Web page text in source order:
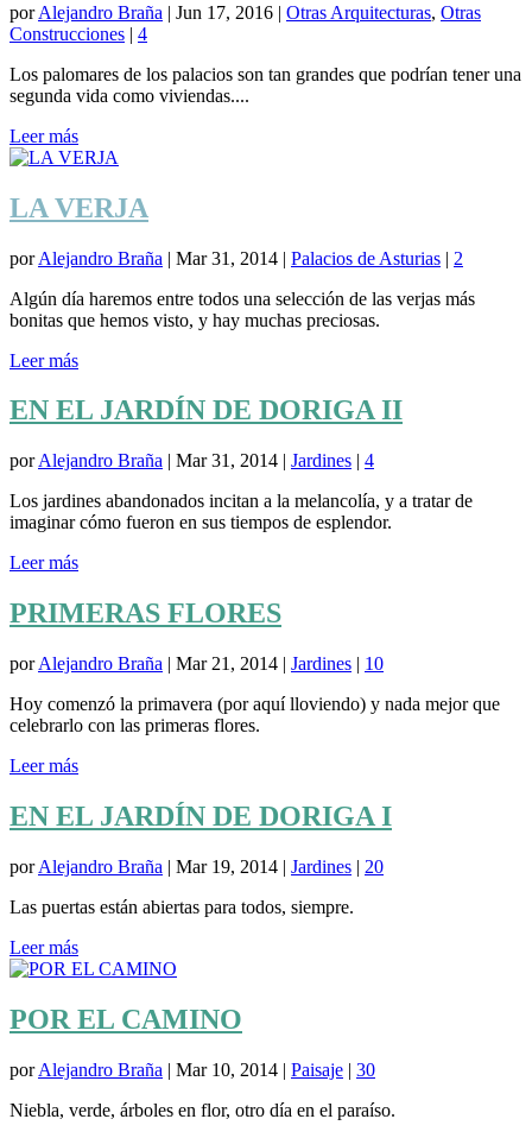
porAlejandro Braña | Jun 17, 2016 | Otras Arquitecturas, Otras
Construcciones | 4
Los palomares de los palacios son tan grandes que podrían tener una
segunda vida como viviendas....
Leer más
LA VERJA
porAlejandro Braña | Mar 31, 2014 | Palacios de Asturias | 2
Algún día haremos entre todos una selección de las verjas más
bonitas que hemos visto, y hay muchas preciosas.
Leer más
EN EL JARDÍN DE DORIGA II
porAlejandro Braña | Mar 31, 2014 | Jardines | 4
Los jardines abandonados incitan a la melancolía, y a tratar de
imaginar cómo fueron en sus tiempos de esplendor.
Leer más
PRIMERAS FLORES
porAlejandro Braña | Mar 21, 2014 | Jardines | 10
Hoy comenzó la primavera (por aquí lloviendo) y nada mejor que
celebrarlo con las primeras flores.
Leer más
EN EL JARDÍN DE DORIGA I
porAlejandro Braña | Mar 19, 2014 | Jardines | 20
Las puertas están abiertas para todos, siempre.
Leer más
POR EL CAMINO
porAlejandro Braña | Mar 10, 2014 | Paisaje | 30
Niebla, verde, árboles en flor, otro día en el paraíso.